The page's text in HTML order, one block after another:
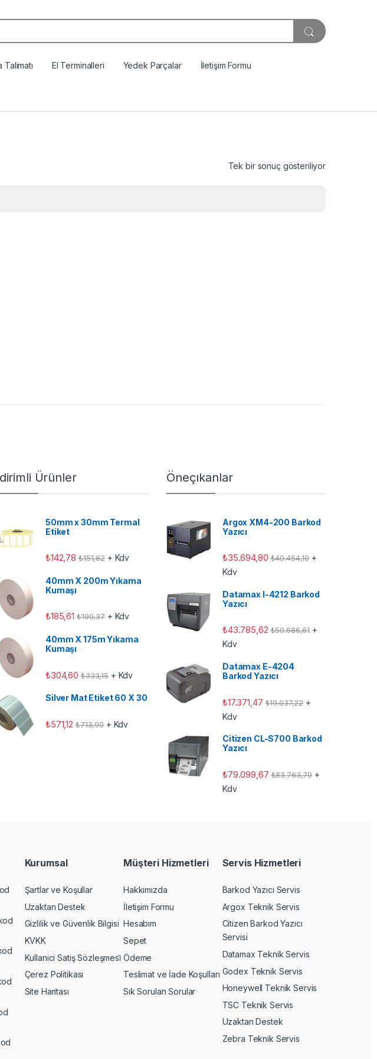
Talimatı El Terminalleri Yedek Parçalar İletişim Formu
Tek bir sonuç gösteriliyor
Ürünler
50mm x 30mm Termal
Etiket
₺142,78 ₺151,82+ Kdv
40mm X 200m Yıkama
Kumaşı
₺185,61 ₺190,37+ Kdv
40mm X 175m Yıkama
Kumaşı
₺304,60 ₺333,15+ Kdv
Silver Mat Etiket 60 X 30
₺571,12 ₺713,90+ Kdv
Öneçıkanlar
Argox XM4-200 Barkod
Yazıcı
₺35.694,80 ₺40.454,10 +
Kdv
Datamax I-4212 Barkod
Yazıcı
₺43.785,62 ₺50.686,61 +
Kdv
Datamax E-4204
Barkod Yazıcı
₺17.371,47 ₺19.037,22 +
Kdv
Citizen CL-S700 Barkod
Yazıcı
₺79.099,67 ₺83.763,79 +
Kdv
Kurumsal
Şartlar ve Koşullar
Uzaktan Destek
Gizlilik ve Güvenlik Bilgisi
KVKK
Kullanici Satiş Sözleşmesi̇
Çerez Politikası
Site Haritası
Müşteri Hizmetleri
Hakkımızda
İletişim Formu
Hesabım
Sepet
Ödeme
Teslimat ve İade Koşulları
Sık Sorulan Sorular
Servis Hizmetleri
Barkod Yazıcı Servis
Argox Teknik Servis
Citizen Barkod Yazıcı
Servisi
Datamax Teknik Servis
Godex Teknik Servis
Honeywell Teknik Servis
TSC Teknik Servis
Uzaktan Destek
Zebra Teknik Servis